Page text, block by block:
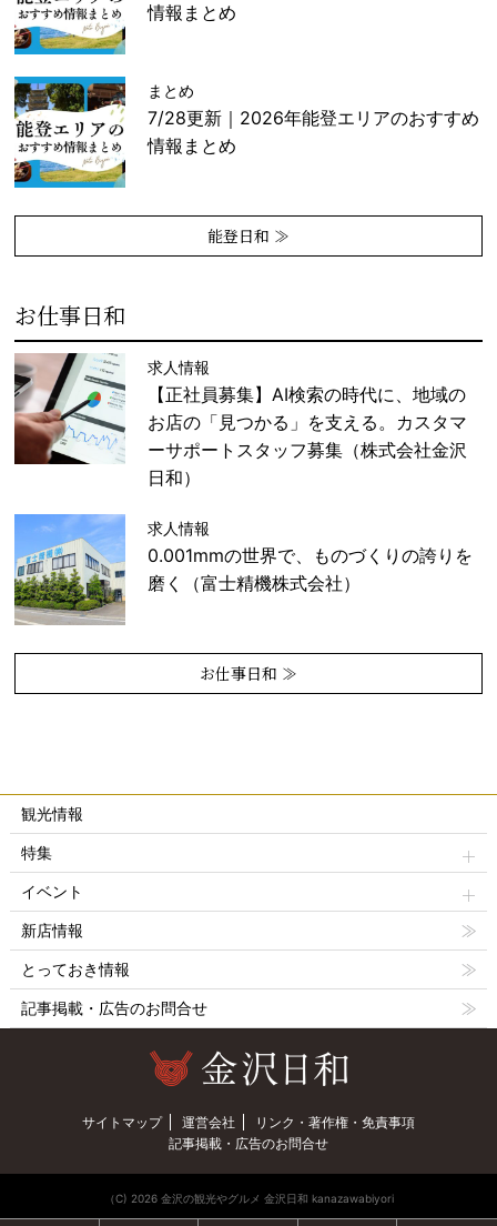
情報まとめ
まとめ
7/28更新｜2026年能登エリアのおすすめ
情報まとめ
能登日和 ≫
お仕事日和
求人情報
【正社員募集】AI検索の時代に、地域の
お店の「見つかる」を支える。カスタマ
ーサポートスタッフ募集（株式会社金沢
日和）
求人情報
0.001mmの世界で、ものづくりの誇りを
磨く（富士精機株式会社）
お仕事日和 ≫
観光情報
特集
イベント
新店情報
とっておき情報
記事掲載・広告のお問合せ
サイトマップ 運営会社
リンク・著作権・免責事項
記事掲載・広告のお問合せ
（C) 2026 金沢の観光やグルメ 金沢日和 kanazawabiyori